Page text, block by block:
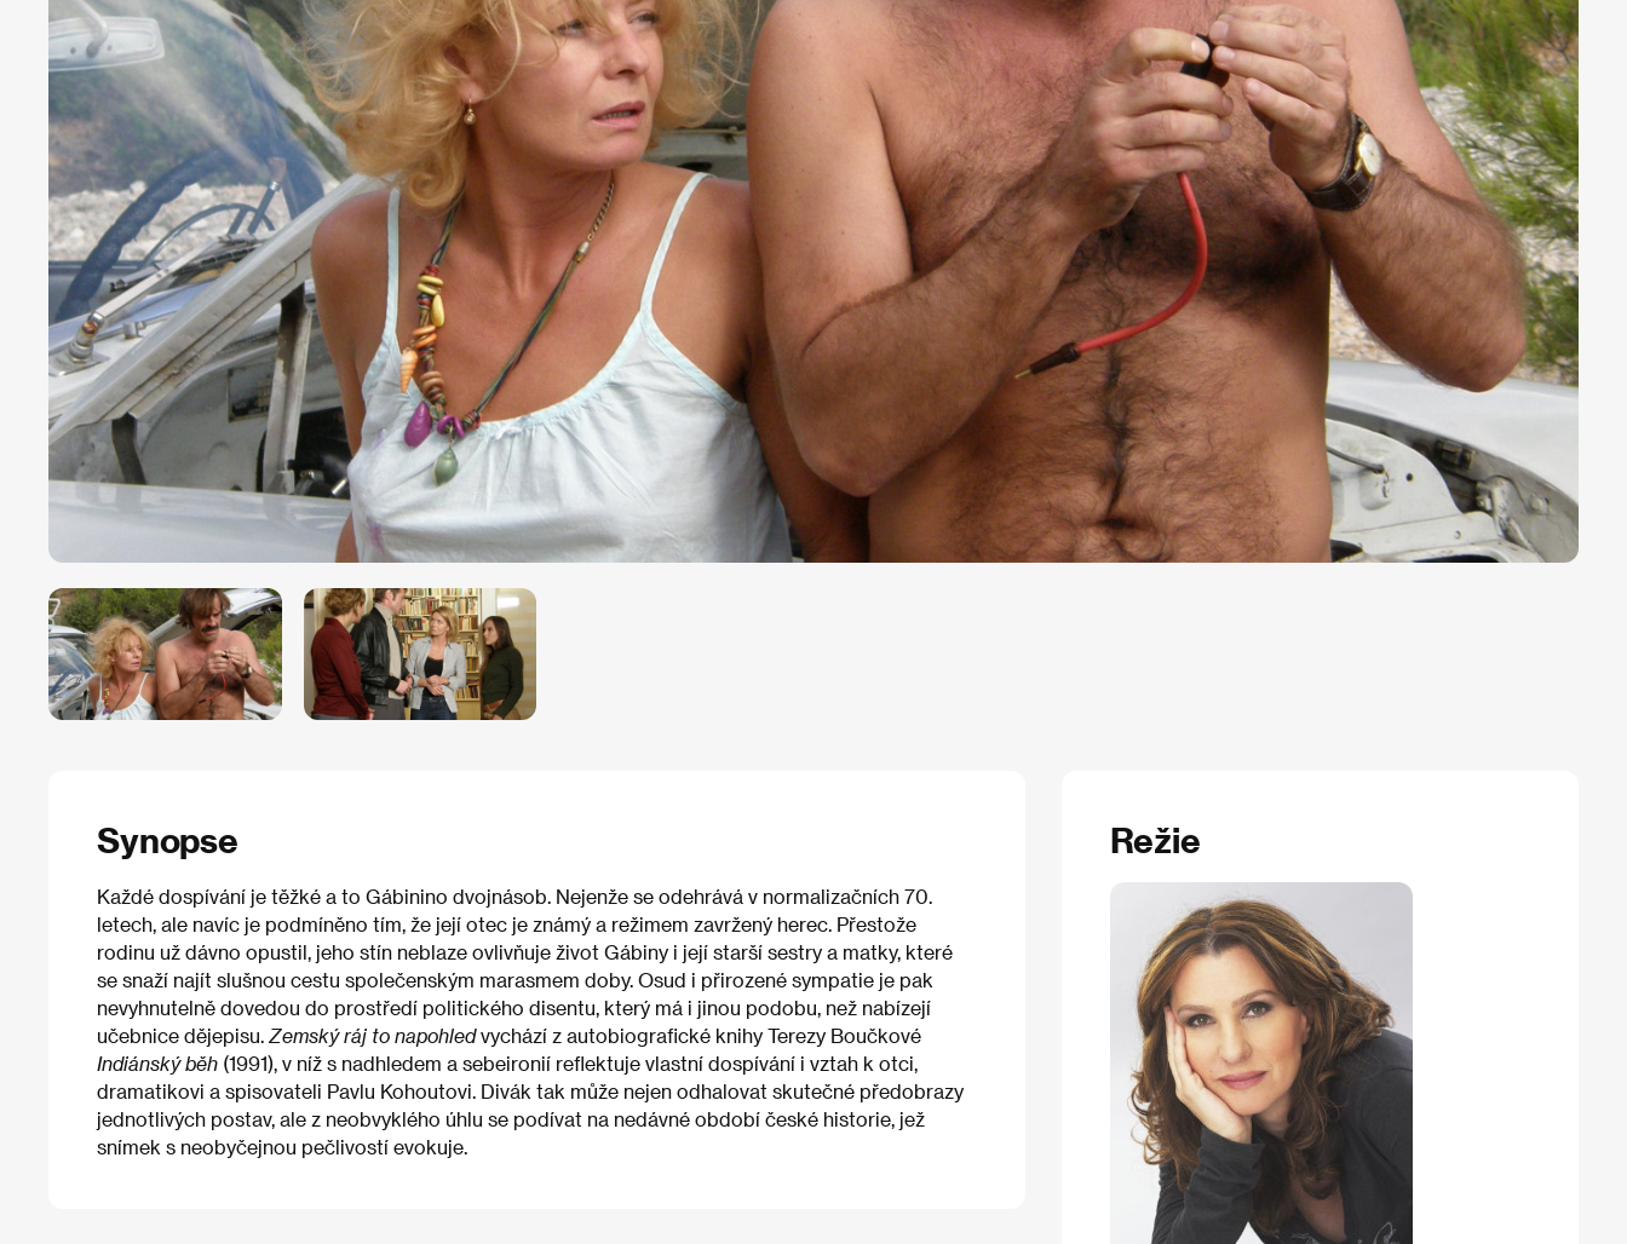
Synopse
Každé dospívání je těžké a to Gábinino dvojnásob. Nejenže se odehrává v normalizačních 70.
letech, ale navíc je podmíněno tím, že její otec je známý a režimem zavržený herec. Přestože
rodinu už dávno opustil, jeho stín neblaze ovlivňuje život Gábiny i její starší sestry a matky, které
se snaží najít slušnou cestu společenským marasmem doby. Osud i přirozené sympatie je pak
nevyhnutelně dovedou do prostředí politického disentu, který má i jinou podobu, než nabízejí
učebnice dějepisu. Zemský ráj to napohledvychází z autobiografické knihy Terezy Boučkové
Indiánský běh (1991), v níž s nadhledem a sebeironií reflektuje vlastní dospívání i vztah k otci,
dramatikovi a spisovateli Pavlu Kohoutovi. Divák tak může nejen odhalovat skutečné předobrazy
jednotlivých postav, ale z neobvyklého úhlu se podívat na nedávné období české historie, jež
snímek s neobyčejnou pečlivostí evokuje.
Režie